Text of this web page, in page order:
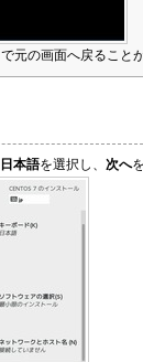
で元の画面へ戻ること
日本語を選択し、 次へ